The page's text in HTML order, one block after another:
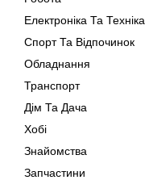
Електроніка Та Техніка
Спорт Та Відпочинок
Обладнання
Транспорт
Дім Та Дача
Хобі
Знайомства
Запчастини